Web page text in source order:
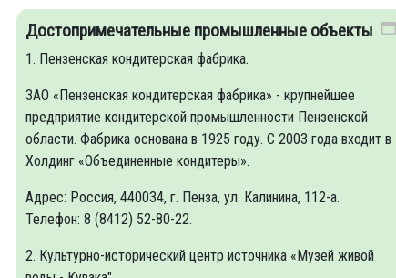
Достопримечательные промышленные объекты
1. Пензенская кондитерская фабрика.
ЗАО «Пензенская кондитерская фабрика» - крупнейшее
предприятие кондитерской промышленности Пензенской
области. Фабрика основана в 1925 году. С 2003 года входит в
Холдинг «Объединенные кондитеры».
Адрес: Россия, 440034, г. Пенза, ул. Калинина, 112-а.
Телефон: 8 (8412) 52-80-22.
2. Культурно-исторический центр источника «Музей живой